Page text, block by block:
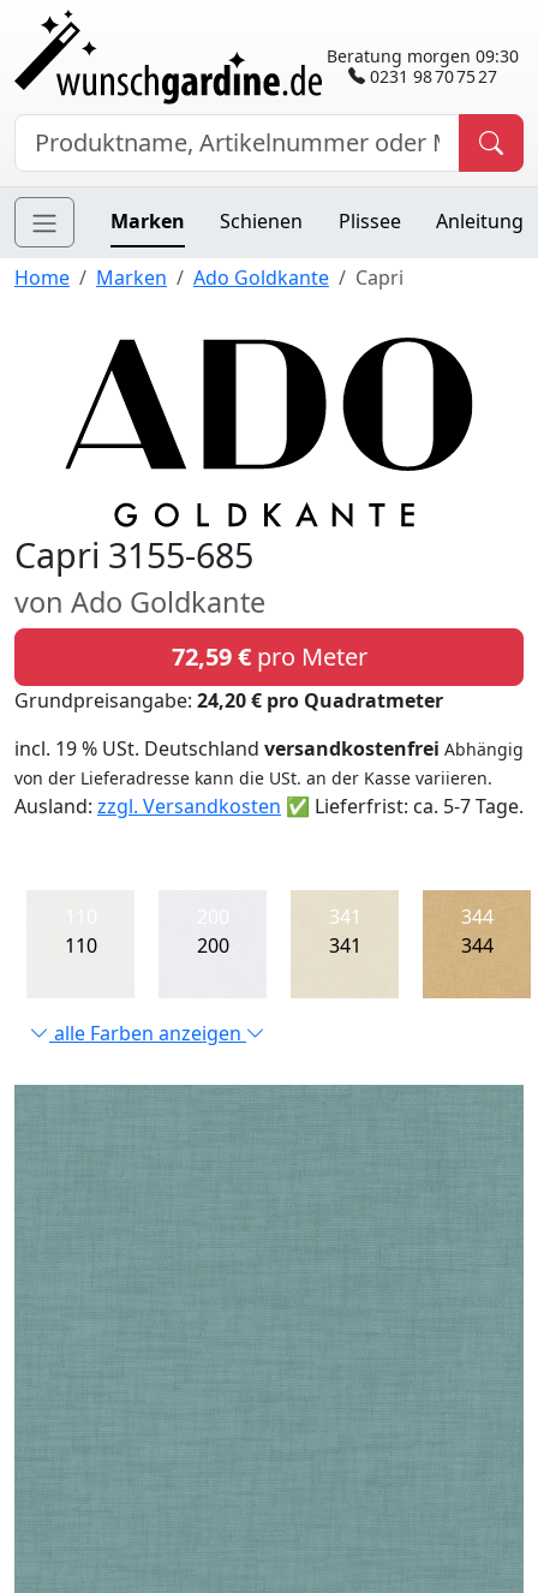
Beratung morgen 09:30
0231 98 70 75 27
Marken Schienen Plissee Anleitung
Home Marken Ado Goldkante Capri
Capri 3155-685
von Ado Goldkante
72,59 €pro Meter
Grundpreisangabe: 24,20 € pro Quadratmeter
incl. 19 % USt. Deutschland versandkostenfrei Abhängig
von der Lieferadresse kann die USt. an der Kasse variieren.
Ausland: zzgl. Versandkosten ✅ Lieferfrist: ca. 5-7 Tage.
110
200
341
341
344
344
alle Farben anzeigen